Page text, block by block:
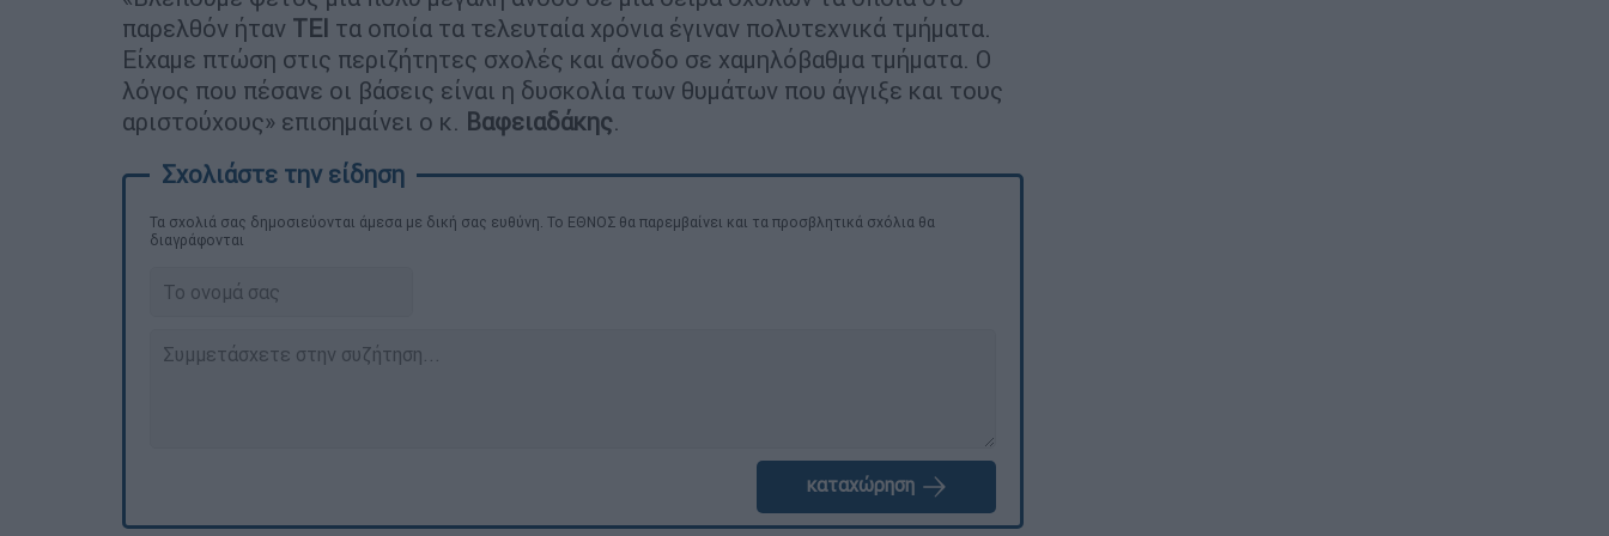
παρελθόν ήταν ΤΕΙ τα οποία τα τελευταία χρόνια έγιναν πολυτεχνικά τμήματα.
Είχαμε πτώση στις περιζήτητες σχολές και άνοδο σε χαμηλόβαθμα τμήματα. Ο
λόγος που πέσανε οι βάσεις είναι η δυσκολία των θυμάτων που άγγιξε και τους
αριστούχους» επισημαίνει ο κ. Βαφειαδάκης.
Τα σχολιά σας δημοσιεύονται άμεσα με δική σας ευθύνη. Το ΕΘΝΟΣ θα παρεμβαίνει και τα προσβλητικά σχόλια θα
διαγράφονται
καταχώρηση